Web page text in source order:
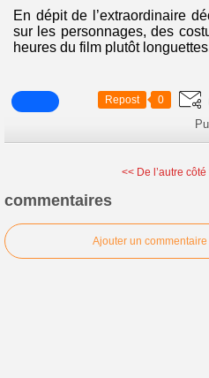
En dépit de l’extraordinaire
sur les personnages, des
heures du film plutôt
Repost 0
<< De l’autre
commentaires
Ajouter un commentaire